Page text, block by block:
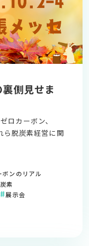
側見せま
ロカーボン、
ら脱炭素経営に関
ボンのリアル
素
展示会